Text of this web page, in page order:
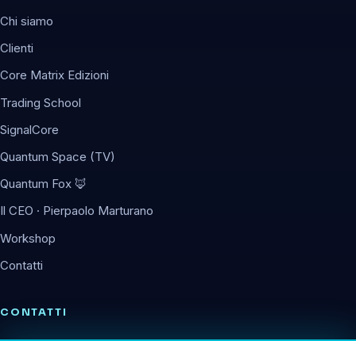
Chi siamo
Clienti
Core Matrix Edizioni
Trading School
SignalCore
Quantum Space (TV)
Quantum Fox 🦊
Il CEO · Pierpaolo Marturano
Workshop
Contatti
CONTATTI